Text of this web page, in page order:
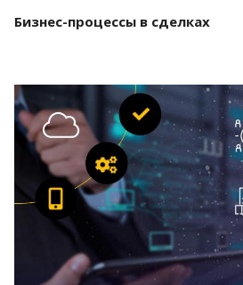
Бизнес-процессы в сделках
Смотреть проект